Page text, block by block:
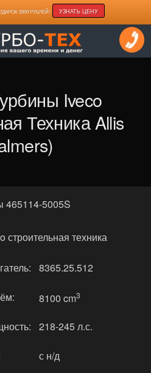
2000 РУБЛЕЙ! УЗНАТЬ ЦЕНУ
Iveco
Техника Allis
465114-5005S
строительная техника
8365.25.512
8100 cm3
218-245 л.с.
с н/д